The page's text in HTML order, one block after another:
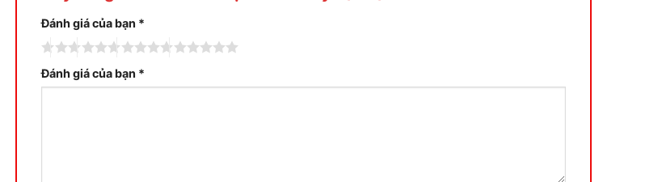
Đánh giá của bạn *
Đánh giá của bạn *